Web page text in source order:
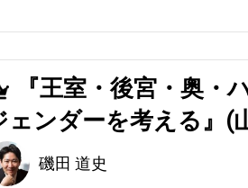
『王室・後宮・奥・
ェンダーを考える』(
磯田 道史